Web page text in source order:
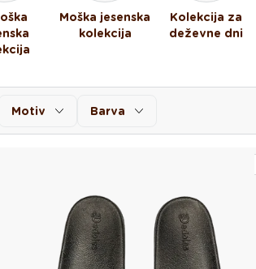
Moška jesenska
kolekcija
Kolekcija za
deževne dni
Motiv Barva